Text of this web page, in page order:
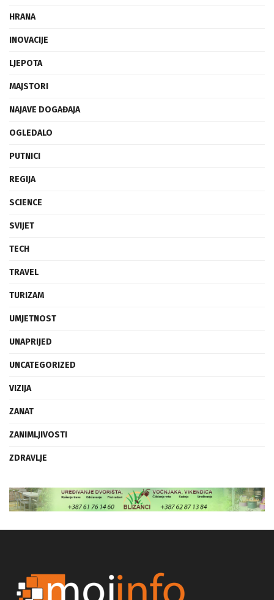
HRANA
INOVACIJE
LJEPOTA
MAJSTORI
NAJAVE DOGAĐAJA
OGLEDALO
PUTNICI
REGIJA
SCIENCE
SVIJET
TECH
TRAVEL
TURIZAM
UMJETNOST
UNAPRIJED
UNCATEGORIZED
VIZIJA
ZANAT
ZANIMLJIVOSTI
ZDRAVLJE